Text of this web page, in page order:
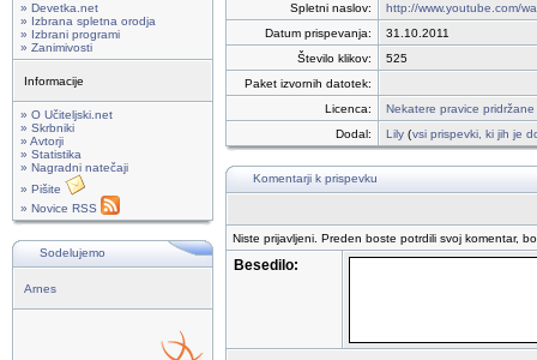
» Devetka.net
» Izbrana spletna orodja
» Izbrani programi
» Zanimivosti
Informacije
» O Učiteljski.net
» Skrbniki
» Avtorji
» Statistika
» Nagradni natečaji
» Pišite
» Novice RSS
Sodelujemo
Arnes
Spletni naslov:
http://www.youtube.com/
Datum prispevanja:
31.10.2011
Število klikov:
525
Paket izvornih datotek:
Licenca:
Nekatere pravice pridržane
Dodal:
Lily (vsi prispevki, ki jih je
Komentarji k prispevku
Niste prijavljeni. Preden boste potrdili svoj komentar,
Besedilo: